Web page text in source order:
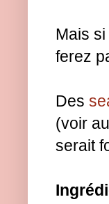
Mais
ferez
Des
(voir
serait